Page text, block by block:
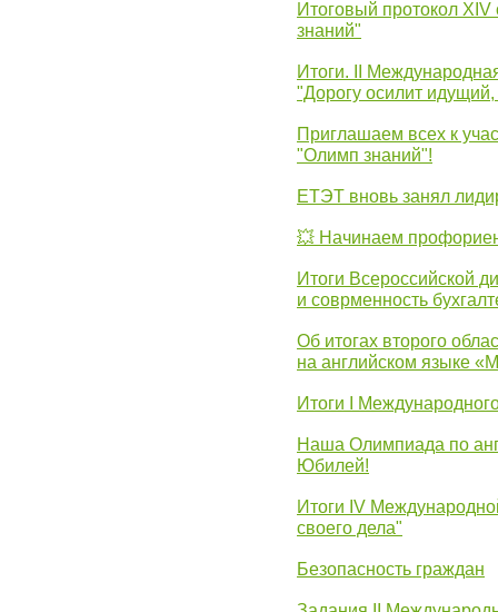
Итоговый протокол
знаний"
Итоги. II
"Дорогу осилит
Приглашаем всех к
"Олимп знаний"!
ЕТЭТ вновь занял
💥 Начинаем
Итоги Всероссийской
и соврменность
Об итогах второго
на английском языке
Итоги I
Наша Олимпиада по
Юбилей!
Итоги IV
своего дела"
Безопасность граждан